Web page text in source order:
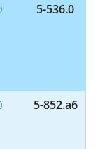
5-536.0
5-852.a6